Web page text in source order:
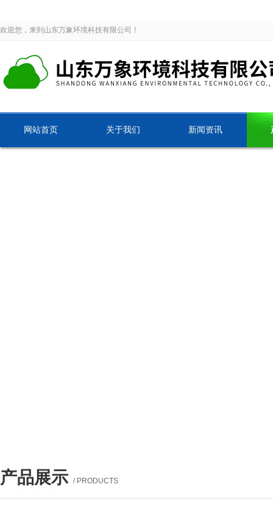
欢迎您，来到山东万象环境科技有限公司！
网站首页 关于我们 新闻资讯
产品展示 / PRODUCTS